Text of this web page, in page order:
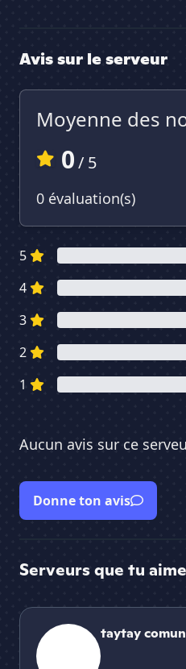
Avis sur le serveur
Moyenne des
0/ 5
0 évaluation(s)
5
4
3
2
1
Aucun avis sur ce
Donne ton avis
Serveurs que tu
taytay comunauty 2.0
taytay